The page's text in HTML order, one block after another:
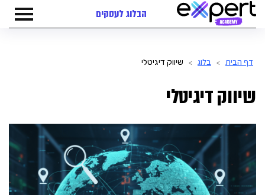
הבלוג לעסקים
דף הבית בלוג שיווק דיגיטלי
שיווק דיגיטלי